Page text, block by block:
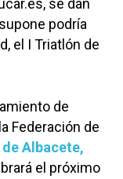
se dan
podría
el I Triatlón de
de
Federación de
Albacete,
el próximo